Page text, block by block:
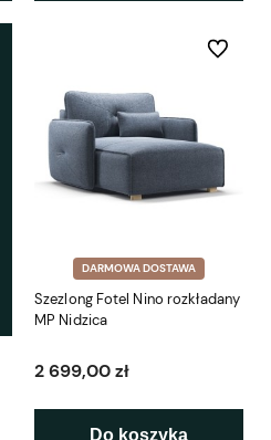
DARMOWA DOSTAWA
Szezlong Fotel Nino rozkładany
MP Nidzica
2 699,00 zł
Do koszyka
Do